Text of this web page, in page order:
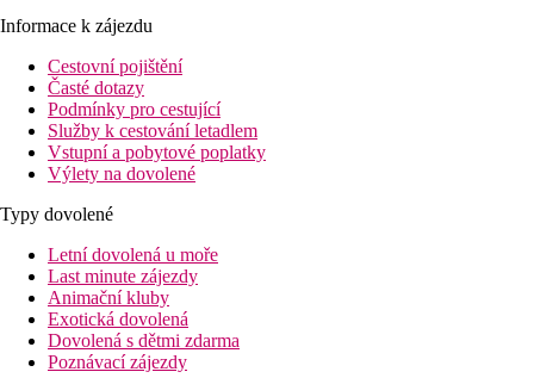
Informace k zájezdu
Cestovní pojištění
Časté dotazy
Podmínky pro cestující
Služby k cestování letadlem
Vstupní a pobytové poplatky
Výlety na dovolené
Typy dovolené
Letní dovolená u moře
Last minute zájezdy
Animační kluby
Exotická dovolená
Dovolená s dětmi zdarma
Poznávací zájezdy